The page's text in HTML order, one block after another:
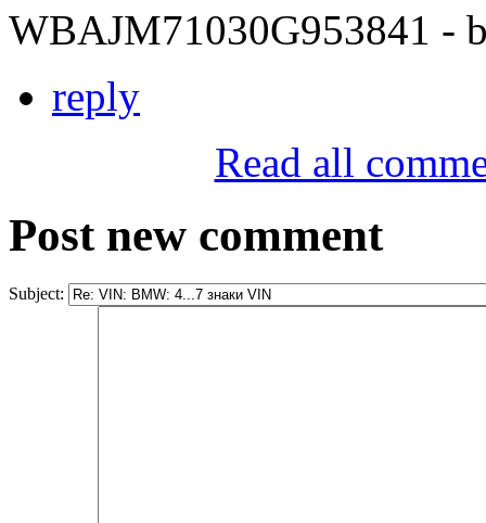
WBAJM71030G953841 -
reply
Read all
Post new comment
Subject: